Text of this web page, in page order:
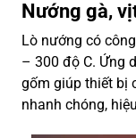
Nướng gà,
Lò nướng có
– 300 độ C. Ứng
gốm giúp thiết bị
nhanh chóng,